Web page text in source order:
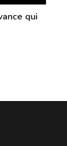
qui